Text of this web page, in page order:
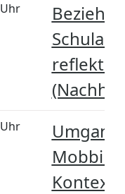
Kontext